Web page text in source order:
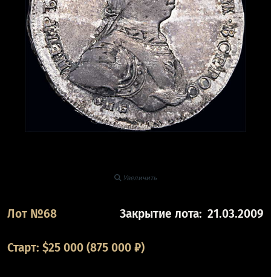
Увеличить
Лот №68 Закрытие лота: 21.03.2009
Старт: $25 000(875 000 ₽)